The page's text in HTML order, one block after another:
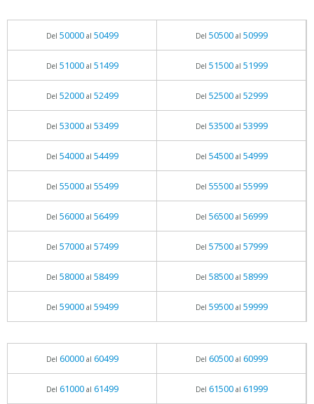
Del 50000al 50499 Del 50500al 50999
Del 51000al 51499 Del 51500al 51999
Del 52000al 52499 Del 52500al 52999
Del 53000al 53499 Del 53500al 53999
Del 54000al 54499 Del 54500al 54999
Del 55000al 55499 Del 55500al 55999
Del 56000al 56499 Del 56500al 56999
Del 57000al 57499 Del 57500al 57999
Del 58000al 58499 Del 58500al 58999
Del 59000al 59499 Del 59500al 59999
Del 60000al 60499 Del 60500al 60999
Del 61000al 61499 Del 61500al 61999